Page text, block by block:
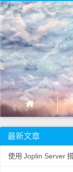
最新文章
使用 Joplin Server